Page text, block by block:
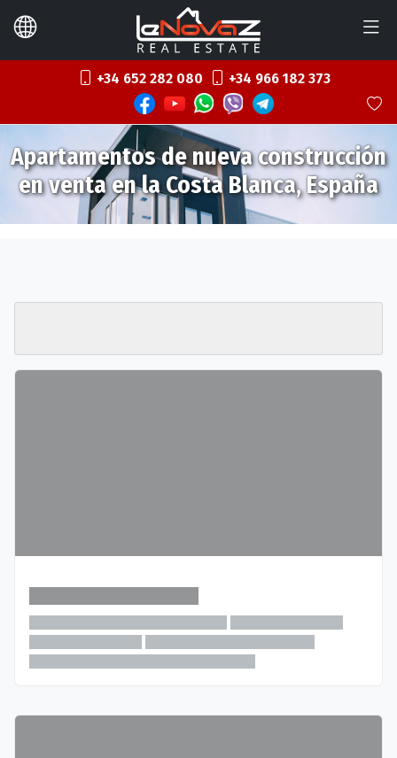
+34 652 282 080 +34 966 182 373
Apartamentos de nueva construcción
en venta en la Costa Blanca, España